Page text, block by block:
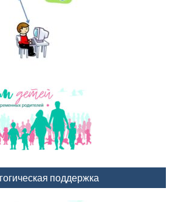
поддержка